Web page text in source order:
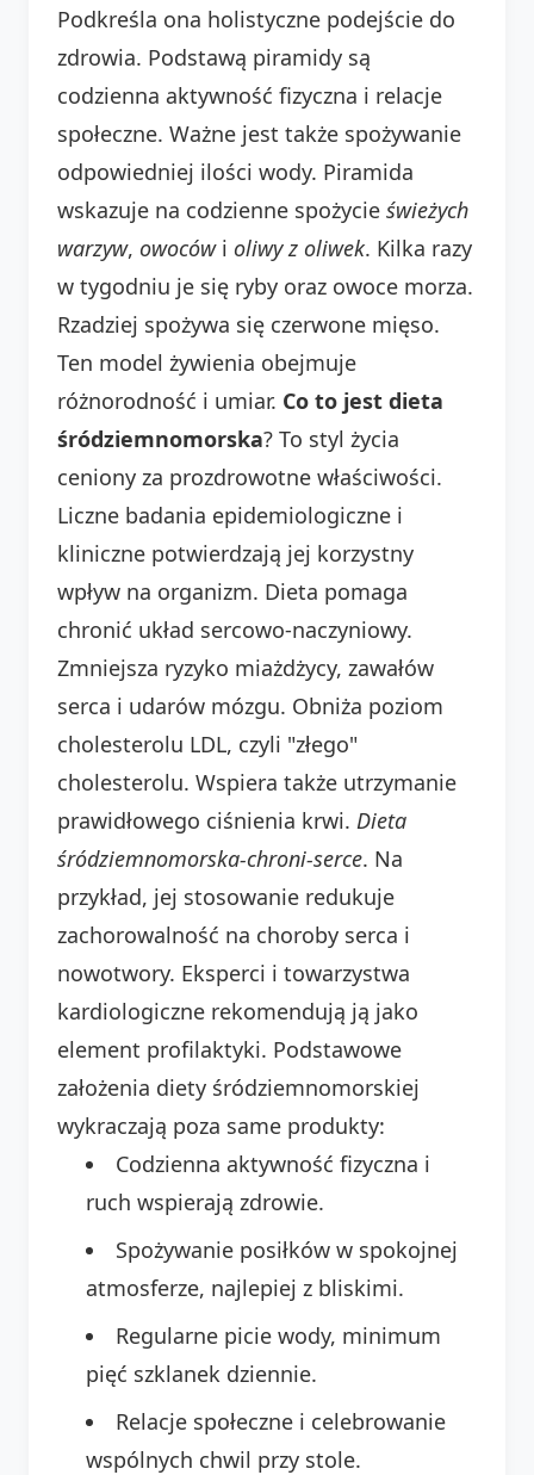
Podkreśla ona holistyczne podejście do
zdrowia. Podstawą piramidy są
codzienna aktywność fizyczna i relacje
społeczne. Ważne jest także spożywanie
odpowiedniej ilości wody. Piramida
wskazuje na codzienne spożycie świeżych
warzyw, owocówi oliwy z oliwek. Kilka razy
w tygodniu je się ryby oraz owoce morza.
Rzadziej spożywa się czerwone mięso.
Ten model żywienia obejmuje
różnorodność i umiar. Co to jest dieta
śródziemnomorska? To styl życia
ceniony za prozdrowotne właściwości.
Liczne badania epidemiologiczne i
kliniczne potwierdzają jej korzystny
wpływ na organizm. Dieta pomaga
chronić układ sercowo-naczyniowy.
Zmniejsza ryzyko miażdżycy, zawałów
serca i udarów mózgu. Obniża poziom
cholesterolu LDL, czyli "złego"
cholesterolu. Wspiera także utrzymanie
prawidłowego ciśnienia krwi. Dieta
śródziemnomorska-chroni-serce. Na
przykład, jej stosowanie redukuje
zachorowalność na choroby serca i
nowotwory. Eksperci i towarzystwa
kardiologiczne rekomendują ją jako
element profilaktyki. Podstawowe
założenia diety śródziemnomorskiej
wykraczają poza same produkty:
Codzienna aktywność fizyczna i
ruch wspierają zdrowie.
Spożywanie posiłków w spokojnej
atmosferze, najlepiej z bliskimi.
Regularne picie wody, minimum
pięć szklanek dziennie.
Relacje społeczne i celebrowanie
wspólnych chwil przy stole.